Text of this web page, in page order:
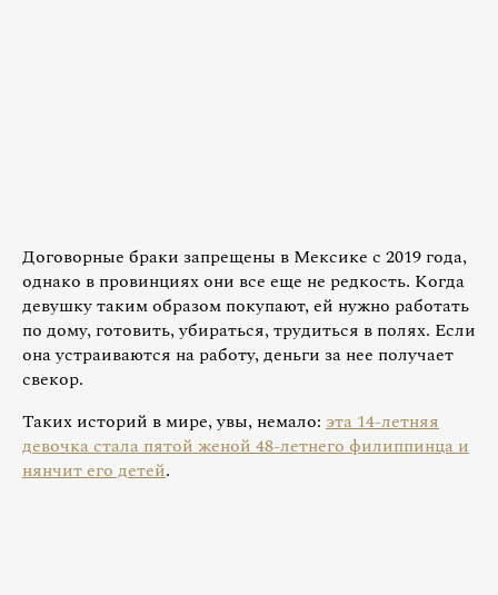
Договорные браки запрещены в Мексике с 2019 года,
однако в провинциях они все еще не редкость. Когда
девушку таким образом покупают, ей нужно работать
по дому, готовить, убираться, трудиться в полях. Если
она устраиваются на работу, деньги за нее получает
свекор.
Таких историй в мире, увы, немало: эта 14-летняя
девочка стала пятой женой 48-летнего филиппинца и
нянчит его детей.